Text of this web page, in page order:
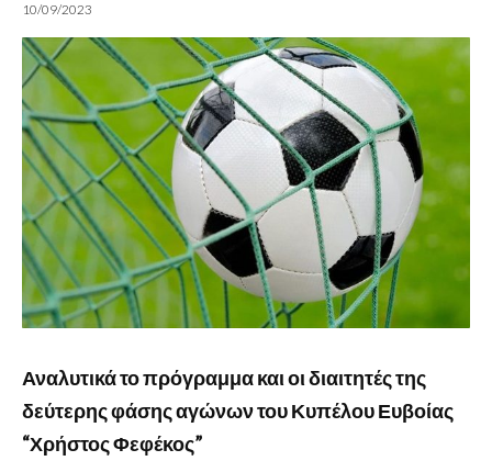
10/09/2023
Αναλυτικά το πρόγραμμα και οι διαιτητέςτης
δεύτερης φάσης αγώνων του Κυπέλου Ευβοίας
“Χρήστος Φεφέκος”